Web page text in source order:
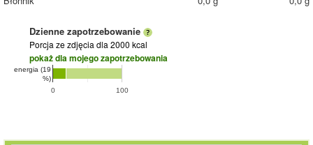
Dzienne zapotrzebowanie
Porcja ze zdjęcia dla 2000 kcal
pokaż dla mojego zapotrzebowania
0 100
energia (19
%)